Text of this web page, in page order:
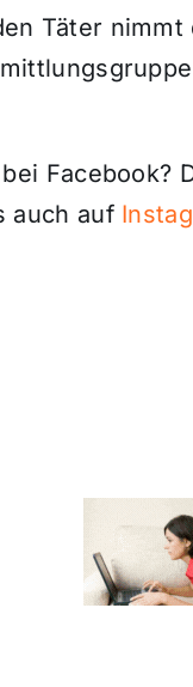
Täter
Facebook?
auch auf